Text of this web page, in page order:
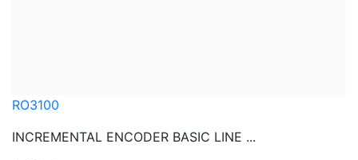
RO3100
INCREMENTAL ENCODER BASIC LINE ...